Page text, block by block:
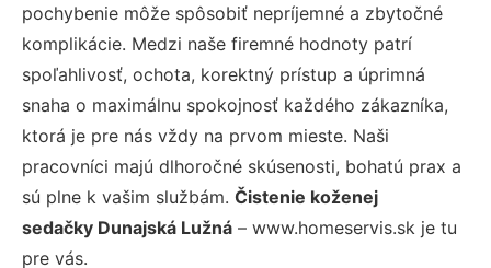
pochybenie môže spôsobiť nepríjemné a zbytočné
komplikácie. Medzi naše firemné hodnoty patrí
spoľahlivosť, ochota, korektný prístup a úprimná
snaha o maximálnu spokojnosť každého zákazníka,
ktorá je pre nás vždy na prvom mieste. Naši
pracovníci majú dlhoročné skúsenosti, bohatú prax a
sú plne k vašim službám. Čistenie koženej
sedačky Dunajská Lužná – www.homeservis.sk je tu
pre vás.